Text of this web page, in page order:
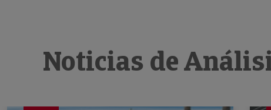
Noticias de